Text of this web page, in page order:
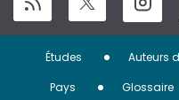
Menu
Études Auteurs
Pays
Glossaire